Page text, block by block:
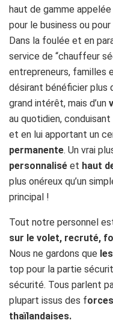
haut de gamme
pour le business ou
Dans la foulée et en
service de “chauffeur
entrepreneurs, familles
désirant bénéficier plus
grand intérêt, mais d’un
au quotidien,
et en lui apportant un
permanente. Un vrai
personnalisé et haut
plus onéreux qu’un
principal !
Tout notre personnel
sur le volet, recruté,
Nous ne gardons que
top pour la partie
sécurité. Tous parlent
plupart issus des f
thaïlandaises.